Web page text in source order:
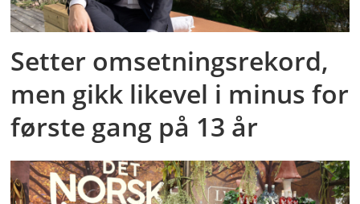
Setter omsetningsrekord,
men gikk likevel i minus for
første gang på 13 år